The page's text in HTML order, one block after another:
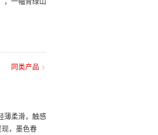
，一幅青绿山
同类产品
薄柔滑，触感
，墨色春